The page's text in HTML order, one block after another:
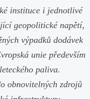
instituce i jednotlivé
geopolitické napětí,
výpadků dodávek
unie především
paliva.
obnovitelných zdrojů